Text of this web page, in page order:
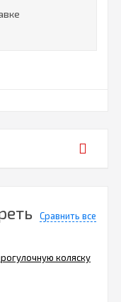
Сравнить все
коляску